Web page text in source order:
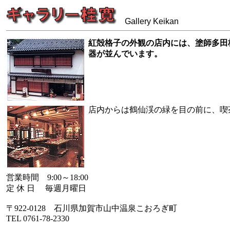
Gallery Keikan
紅殻格子の外観の店内には、塗師多
器が並んでいます。
店内からは鶴仙渓の緑を目の前に、
営業時間 9:00～18:00
定 休 日 毎週月曜日
〒922-0128 石川県加賀市山中温泉こおろぎ町
TEL 0761-78-2330